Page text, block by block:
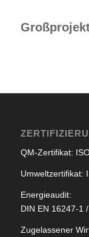
QM-Zertifikat:
Umweltzertifikat:
Energieaudit:
DIN EN 16247-1
Zugelassener